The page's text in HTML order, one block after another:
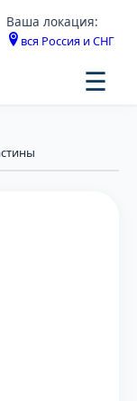
Ваша локация:
вся Россия и СНГ
☰